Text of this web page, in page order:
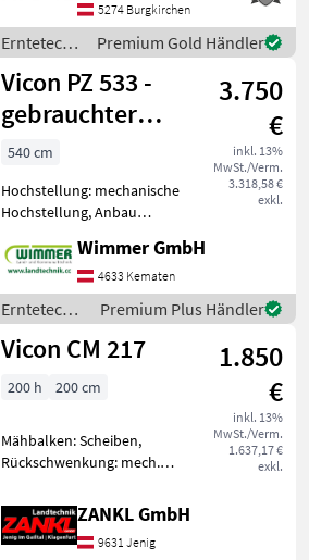
Netzbindung,
Rollenniederhalter,
Schneidwerk, Tandemachse
- 14 Messer - Göhwe
5274 Burgkirchen
Erntetechnik
Grünland /
Vicon
Premium Gold Händler
Vicon PZ 533 -
gebrauchter
Kreiselheuer
5,4m
3.750
€
inkl. 13%
MwSt./Verm.
3.318,58 €
exkl.
540 cm
Hochstellung: mechanische
Hochstellung, Anbau
Vicon PZ 533 ist ein
leistungsstarkes
Kreiselheuer mit einer
Arbeitsbreite von 5, 40 m,
ideal für
Wimmer GmbH
4633 Kematen
Erntetechnik
Grünland /
Vicon
Premium Plus Händler
Vicon CM 217
1.850
€
inkl. 13%
MwSt./Verm.
1.637,17 €
exkl.
200 h 200 cm
Mähbalken: Scheiben,
Rückschwenkung: mech.
Mähwerks: Heckmähwerke,
Hochstellung,
Anfahrtssicherung Vicon
ZANKL GmbH
9631 Jenig